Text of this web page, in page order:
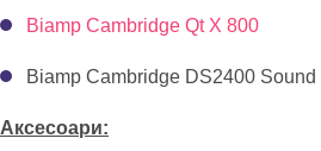
Biamp Cambridge Qt X 800
Biamp Cambridge DS2400
Аксесоари: